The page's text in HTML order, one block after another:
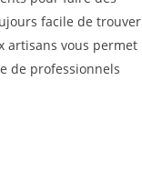
facile de trouver
artisans vous permet
de professionnels